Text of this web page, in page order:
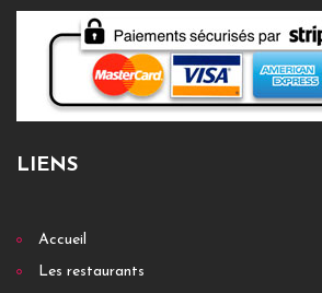
LIENS
Accueil
Les restaurants